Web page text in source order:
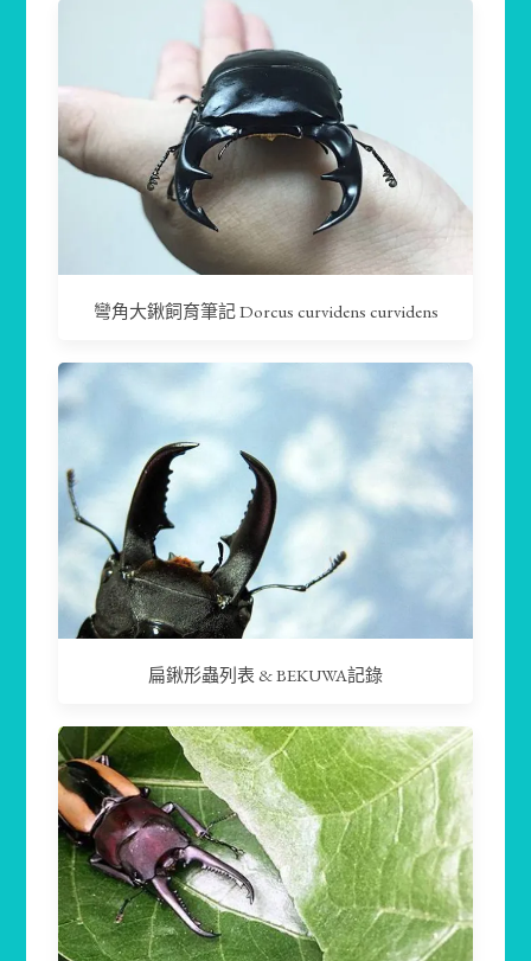
彎角大鍬飼育筆記 Dorcus curvidens curvidens
扁鍬形蟲列表 & BEKUWA記錄